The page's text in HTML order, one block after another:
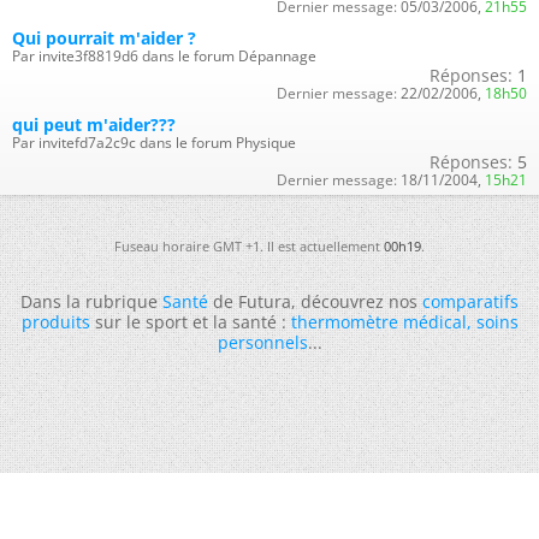
Dernier message: 05/03/2006, 21h55
Qui pourrait m'aider ?
Par invite3f8819d6 dans le forum Dépannage
Réponses: 1
Dernier message: 22/02/2006, 18h50
qui peut m'aider???
Par invitefd7a2c9c dans le forum Physique
Réponses: 5
Dernier message: 18/11/2004, 15h21
Fuseau horaire GMT +1. Il est actuellement00h19.
Dans la rubriqueSantéde Futura, découvrez noscomparatifs
produitssur le sport et la santé :thermomètre médical,soins
personnels...